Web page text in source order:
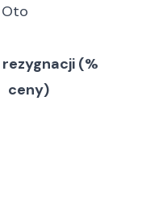
(%
ceny)